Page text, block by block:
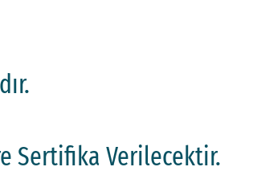
Sertifika Verilecektir.